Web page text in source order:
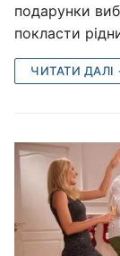
подарунки
покласти
ЧИТАТИ ДАЛІ